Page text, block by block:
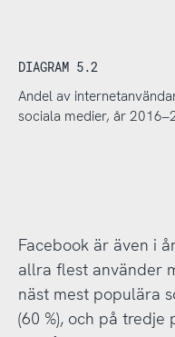
DIAGRAM 5.2
Andel av
sociala medier, år
Facebook är även i
allra flest använder
näst mest populära
(60 %), och på tredje